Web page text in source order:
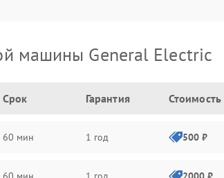
машины General Electric
Срок Гарантия Стоимость
60 мин 1 год 500 ₽